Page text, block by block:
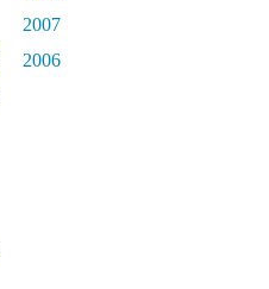
2007
2006